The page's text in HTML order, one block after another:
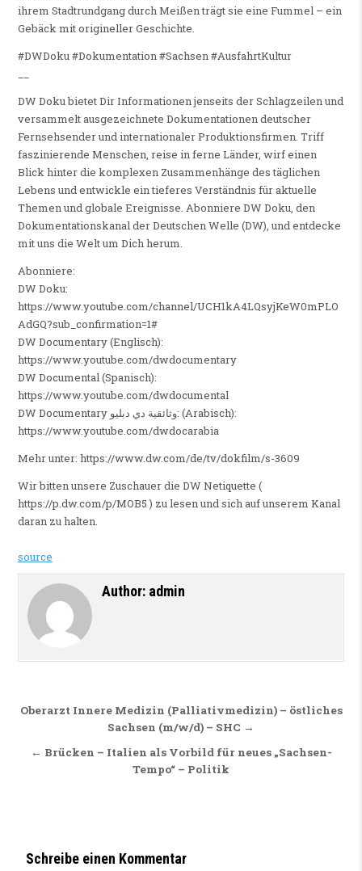
ihrem Stadtrundgang durch Meißen trägt sie eine Fummel – ein
Gebäck mit origineller Geschichte.
#DWDoku #Dokumentation #Sachsen #AusfahrtKultur
DW Doku bietet Dir Informationen jenseits der Schlagzeilen und
versammelt ausgezeichnete Dokumentationen deutscher
Fernsehsender und internationaler Produktionsfirmen. Triff
faszinierende Menschen, reise in ferne Länder, wirf einen
Blick hinter die komplexen Zusammenhänge des täglichen
Lebens und entwickle ein tieferes Verständnis für aktuelle
Themen und globale Ereignisse. Abonniere DW Doku, den
Dokumentationskanal der Deutschen Welle (DW), und entdecke
mit uns die Welt um Dich herum.
Abonniere:
DW Doku:
https://www.youtube.com/channel/UCH1kA4LQsyjKeW0mPLO
AdGQ?sub_confirmation=1#
DW Documentary (Englisch):
https://www.youtube.com/dwdocumentary
DW Documental (Spanisch):
https://www.youtube.com/dwdocumental
DW Documentary وثائقية دي دبليو: (Arabisch):
https://www.youtube.com/dwdocarabia
Mehr unter: https://www.dw.com/de/tv/dokfilm/s-3609
Wir bitten unsere Zuschauer die DW Netiquette (
https://p.dw.com/p/MOB5 ) zu lesen und sich auf unserem Kanal
daran zu halten.
source
Author: admin
Beitragsnavigation
Oberarzt Innere Medizin (Palliativmedizin) – östliches
Sachsen (m/w/d) – SHC →
← Brücken – Italien als Vorbild für neues „Sachsen-
Tempo“ – Politik
Schreibe einen Kommentar